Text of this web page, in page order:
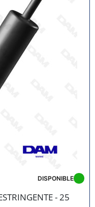
- 25
DISPONIBLE